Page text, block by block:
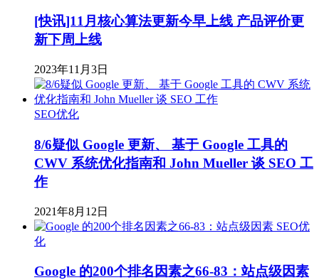
[快讯]11月核心算法更新今早上线 产品评价更
新下周上线
2023年11月3日
SEO优化
8/6疑似 Google 更新、 基于 Google 工具的
CWV 系统优化指南和 John Mueller 谈 SEO 工
作
2021年8月12日
SEO优
化
Google 的200个排名因素之66-83：站点级因素